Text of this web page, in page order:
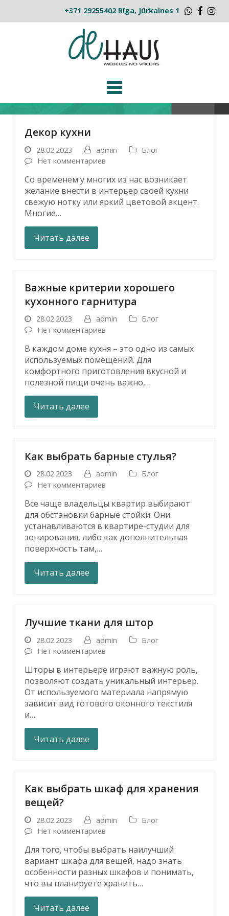
+371 29255402 Rīga, Jūrkalnes 1
Декор кухни
28.02.2023 admin
Блог
Нет комментариев
Со временем у многих из нас возникает
желание внести в интерьер своей кухни
свежую нотку или яркий цветовой акцент.
Многие…
Читать далее
Важные критерии хорошего
кухонного гарнитура
28.02.2023 admin
Блог
Нет комментариев
В каждом доме кухня – это одно из самых
используемых помещений. Для
комфортного приготовления вкусной и
полезной пищи очень важно,…
Читать далее
Как выбрать барные стулья?
28.02.2023 admin
Блог
Нет комментариев
Все чаще владельцы квартир выбирают
для обстановки барные стойки. Они
устанавливаются в квартире-студии для
зонирования, либо как дополнительная
поверхность там,…
Читать далее
Лучшие ткани для штор
28.02.2023 admin
Блог
Нет комментариев
Шторы в интерьере играют важную роль,
позволяют создать уникальный интерьер.
От используемого материала напрямую
зависит вид готового оконного текстиля
и…
Читать далее
Как выбрать шкаф для хранения
вещей?
28.02.2023 admin
Блог
Нет комментариев
Для того, чтобы выбрать наилучший
вариант шкафа для вещей, надо знать
особенности разных шкафов и понимать,
что вы планируете хранить…
Читать далее